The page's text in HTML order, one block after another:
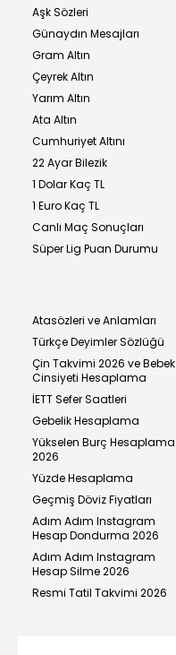
Aşk Sözleri
Günaydın Mesajları
Gram Altın
Çeyrek Altın
Yarım Altın
Ata Altın
Cumhuriyet Altını
22 Ayar Bilezik
1 Dolar Kaç TL
1 Euro Kaç TL
Canlı Maç Sonuçları
Süper Lig Puan Durumu
Atasözleri ve Anlamları
Türkçe Deyimler Sözlüğü
Çin Takvimi 2026 ve Bebek
Cinsiyeti Hesaplama
İETT Sefer Saatleri
Gebelik Hesaplama
Yükselen Burç Hesaplama
2026
Yüzde Hesaplama
Geçmiş Döviz Fiyatları
Adım Adım Instagram
Hesap Dondurma 2026
Adım Adım Instagram
Hesap Silme 2026
Resmi Tatil Takvimi 2026